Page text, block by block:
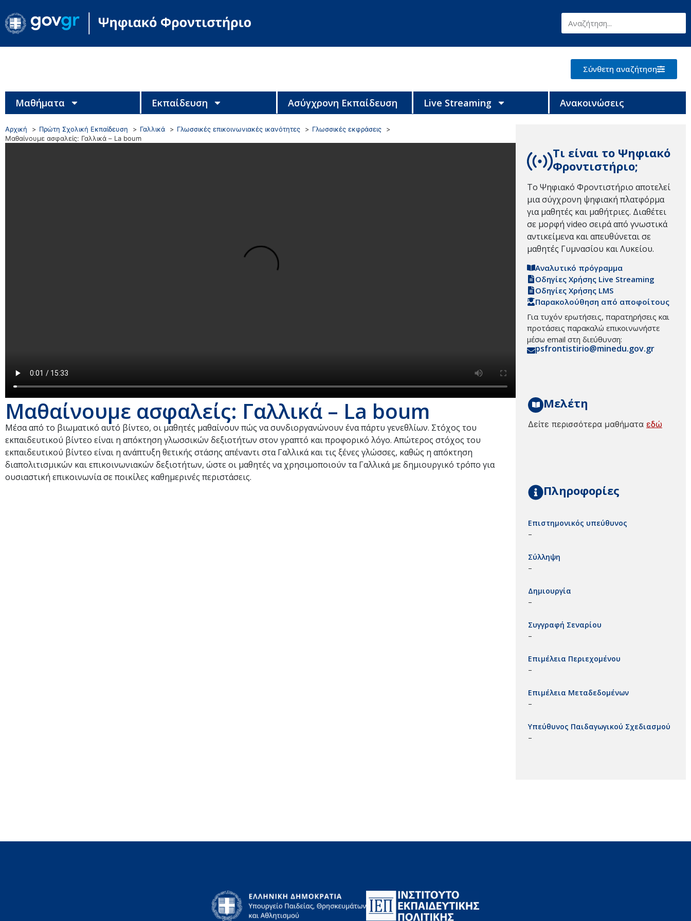
Σύνθετη αναζήτηση
Μαθήματα Εκπαίδευση Ασύγχρονη Εκπαίδευση Live Streaming Ανακοινώσεις
Αρχική Πρώτη Σχολική Εκπαίδευση Γαλλικά Γλωσσικές επικοινωνιακές ικανότητες
Γλωσσικές εκφράσεις
Μαθαίνουμε ασφαλείς: Γαλλικά – La boum
Μαθαίνουμε ασφαλείς: Γαλλικά – La boum
Μέσα από το βιωματικό αυτό βίντεο, οι μαθητές μαθαίνουν πώς να συνδιοργανώνουν ένα πάρτυ γενεθλίων. Στόχος του
εκπαιδευτικού βίντεο είναι η απόκτηση γλωσσικών δεξιοτήτων στον γραπτό και προφορικό λόγο. Απώτερος στόχος του
εκπαιδευτικού βίντεο είναι η ανάπτυξη θετικής στάσης απέναντι στα Γαλλικά και τις ξένες γλώσσες, καθώς η απόκτηση
διαπολιτισμικών και επικοινωνιακών δεξιοτήτων, ώστε οι μαθητές να χρησιμοποιούν τα Γαλλικά με δημιουργικό τρόπο για
ουσιαστική επικοινωνία σε ποικίλες καθημερινές περιστάσεις.
Τι είναι το Ψηφιακό
Φροντιστήριο;
Το Ψηφιακό Φροντιστήριο αποτελεί
μια σύγχρονη ψηφιακή πλατφόρμα
για μαθητές και μαθήτριες. Διαθέτει
σε μορφή video σειρά από γνωστικά
αντικείμενα και απευθύνεται σε
μαθητές Γυμνασίου και Λυκείου.
Αναλυτικό πρόγραμμα
Οδηγίες Χρήσης Live Streaming
Οδηγίες Χρήσης LMS
Παρακολούθηση από αποφοίτους
Για τυχόν ερωτήσεις, παρατηρήσεις και
προτάσεις παρακαλώ επικοινωνήστε
μέσω email στη διεύθυνση:
psfrontistirio@minedu.gov.gr
Μελέτη
Δείτε περισσότερα μαθήματα εδώ
Πληροφορίες
Επιστημονικός υπεύθυνος
–
Σύλληψη
–
Δημιουργία
–
Συγγραφή Σεναρίου
–
Επιμέλεια Περιεχομένου
–
Επιμέλεια Μεταδεδομένων
–
Υπεύθυνος Παιδαγωγικού Σχεδιασμού
–